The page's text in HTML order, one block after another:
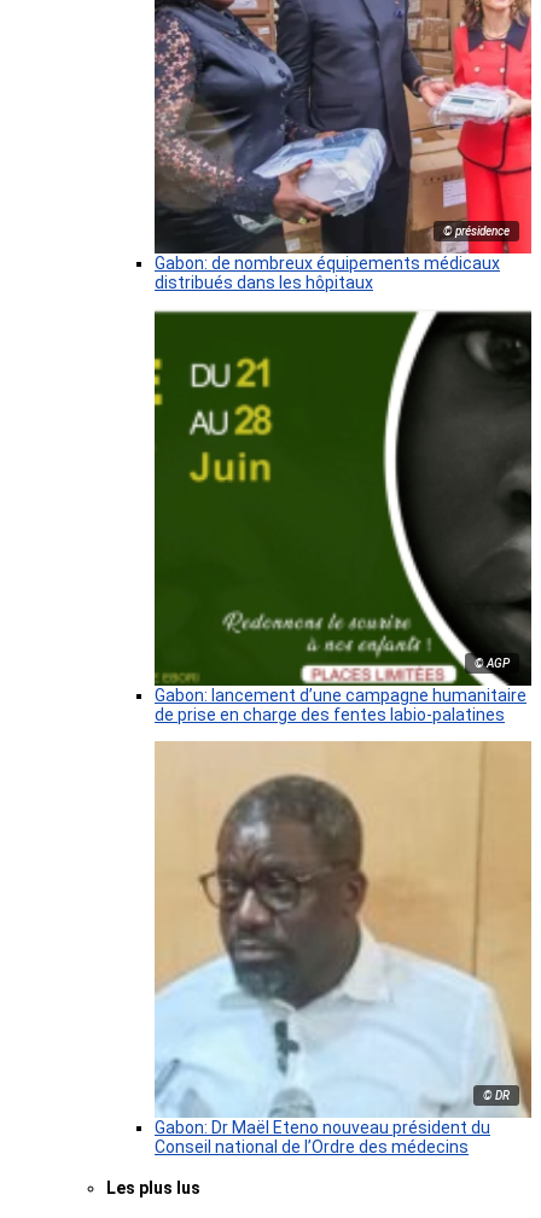
© présidence
Gabon: de nombreux équipements médicaux
distribués dans les hôpitaux
© AGP
Gabon: lancement d’une campagne humanitaire
de prise en charge des fentes labio-palatines
© DR
Gabon: Dr Maël Eteno nouveau président du
Conseil national de l’Ordre des médecins
Les plus lus